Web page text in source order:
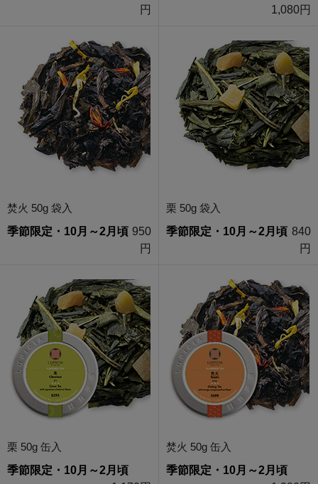
円
1,080円
焚火 50g 袋入
季節限定・10月～2月頃 950
円
栗 50g 袋入
季節限定・10月～2月頃 840
円
栗 50g 缶入
季節限定・10月～2月頃
焚火 50g 缶入
季節限定・10月～2月頃